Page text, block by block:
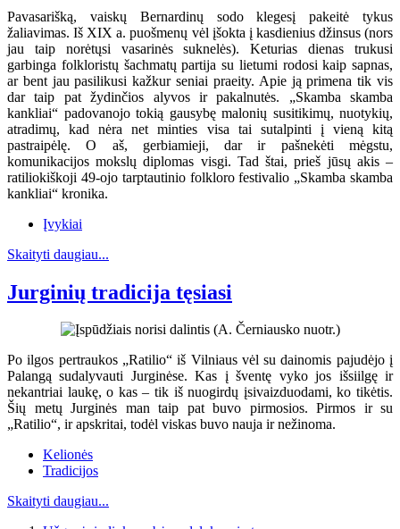
Pavasarišką, vaiskų Bernardinų sodo klegesį pakeitė tykus
žaliavimas. Iš XIX a. puošmenų vėl įšokta į kasdienius džinsus (nors
jau taip norėtųsi vasarinės suknelės). Keturias dienas trukusi
garbinga folkloristų šachmatų partija su lietumi rodosi kaip sapnas,
ar bent jau pasilikusi kažkur seniai praeity. Apie ją primena tik vis
dar taip pat žydinčios alyvos ir pakalnutės. „Skamba skamba
kankliai“ padovanojo tokią gausybę malonių susitikimų, nuotykių,
atradimų, kad nėra net minties visa tai sutalpinti į vieną kitą
pastraipėlę. O aš, gerbiamieji, dar ir pašnekėti mėgstu,
komunikacijos mokslų diplomas visgi. Tad štai, prieš jūsų akis –
ratiliokiškoji 49-ojo tarptautinio folkloro festivalio „Skamba skamba
kankliai“ kronika.
Įvykiai
Skaityti daugiau...
Jurginių tradicija tęsiasi
Po ilgos pertraukos „Ratilio“ iš Vilniaus vėl su dainomis pajudėjo į
Palangą sudalyvauti Jurginėse. Kas į šventę vyko jos išsiilgę ir
nekantriai laukę, o kas – tik iš nuogirdų įsivaizduodami, ko tikėtis.
Šių metų Jurginės man taip pat buvo pirmosios. Pirmos ir su
„Ratilio“, ir apskritai, todėl viskas buvo nauja ir nežinoma.
Kelionės
Tradicijos
Skaityti daugiau...